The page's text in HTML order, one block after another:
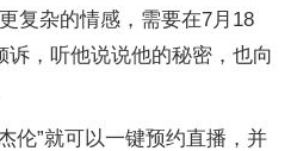
复杂的情感，需要在7月18
诉，听他说说他的秘密，也向
伦”就可以一键预约直播，并